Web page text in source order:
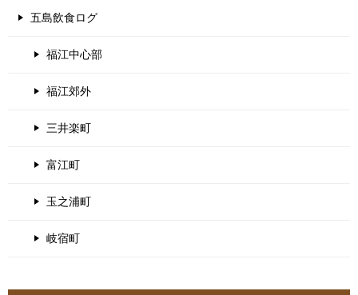
五島飲食ログ
福江中心部
福江郊外
三井楽町
富江町
玉之浦町
岐宿町